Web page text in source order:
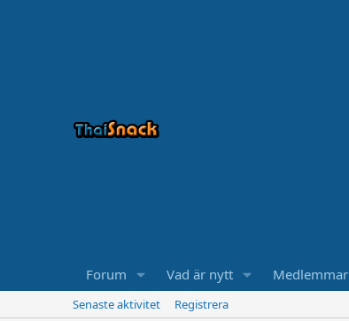
Forum Vad är nytt Medlemmar
Senaste aktivitet
Registrera